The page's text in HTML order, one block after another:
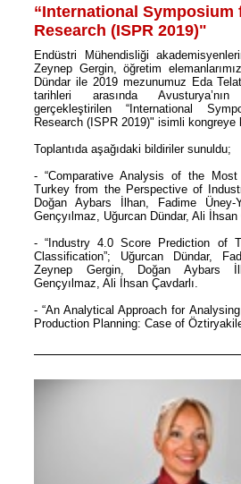
“International Symposium
Research (ISPR 2019)"
Endüstri Mühendisliği
Zeynep Gergin, öğretim
Dündar ile 2019 mezunumuz Eda
tarihleri arasında
gerçekleştirilen “International
Research (ISPR 2019)" isimli kongreye
Toplantıda aşağıdaki bildiriler sunuldu;
- “Comparative Analysis of the
Turkey from the Perspective of
Doğan Aybars İlhan, Fadime Üney-
Gençyılmaz, Uğurcan Dündar, Ali İhsan
- “Industry 4.0 Score Prediction of
Classification”; Uğurcan Dündar,
Zeynep Gergin, Doğan Aybars
Gençyılmaz, Ali İhsan Çavdarlı.
- “An Analytical Approach for
Production Planning: Case of